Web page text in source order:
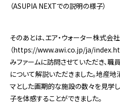
（ASUPIA NEXTでの説明の様子）
そのあとは、エア・ウォーター株式会社
（https://www.awi.co.jp/ja/
みファームに訪問させていただき、
について解説いただきました。地産
マとした画期的な施設の数々を見学
子を体感することができました。